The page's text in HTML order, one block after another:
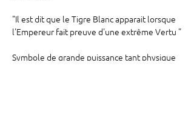
"Il est dit que le Tigre Blanc apparait lorsque
l'Empereur fait preuve d'une extrême Vertu "
Symbole de grande puissance tant physique